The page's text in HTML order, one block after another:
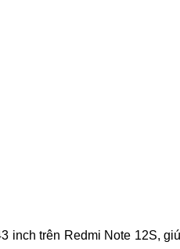
inch trên Redmi Note 12S,